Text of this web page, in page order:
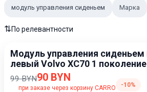
модуль управления сиденьем Марка
⇅По релевантности
Модуль управления сиденьем
левый Volvo XC70 1
99 BYN90 BYN
при заказе через корзину CARRO -10%